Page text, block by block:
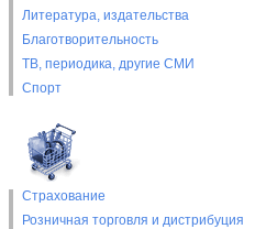
Литература, издательства
Благотворительность
ТВ, периодика, другие СМИ
Спорт
Страхование
Розничная торговля и дистрибуция